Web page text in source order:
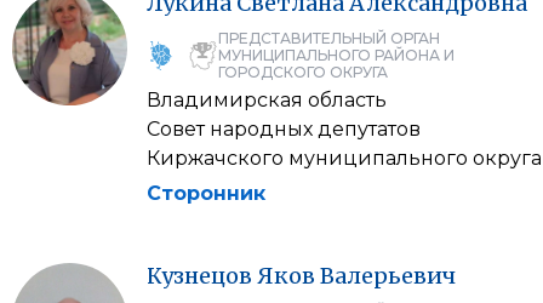
ПРЕДСТАВИТЕЛЬНЫЙ ОРГАН
МУНИЦИПАЛЬНОГО РАЙОНА И
ГОРОДСКОГО ОКРУГА
Владимирская область
Совет народных депутатов
Киржачского муниципального округа
Сторонник
Кузнецов Яков Валерьевич